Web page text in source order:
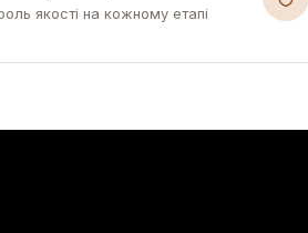
якості на кожному етапі